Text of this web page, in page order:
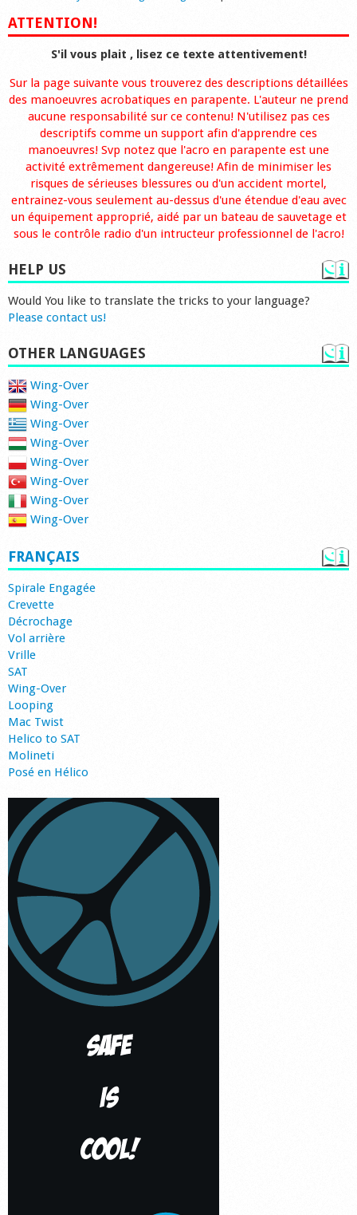
ATTENTION!
S'il vous plait , lisez ce texte attentivement!
Sur la page suivante vous trouverez des descriptions détaillées
des manoeuvres acrobatiques en parapente. L'auteur ne prend
aucune responsabilité sur ce contenu! N'utilisez pas ces
descriptifs comme un support afin d'apprendre ces
manoeuvres! Svp notez que l'acro en parapente est une
activité extrêmement dangereuse! Afin de minimiser les
risques de sérieuses blessures ou d'un accident mortel,
entrainez-vous seulement au-dessus d'une étendue d'eau avec
un équipement approprié, aidé par un bateau de sauvetage et
sous le contrôle radio d'un intructeur professionnel de l'acro!
HELP US
Would You like to translate the tricks to your language?
Please contact us!
OTHER LANGUAGES
Wing-Over
Wing-Over
Wing-Over
Wing-Over
Wing-Over
Wing-Over
Wing-Over
Wing-Over
FRANÇAIS
Spirale Engagée
Crevette
Décrochage
Vol arrière
Vrille
SAT
Wing-Over
Looping
Mac Twist
Helico to SAT
Molineti
Posé en Hélico